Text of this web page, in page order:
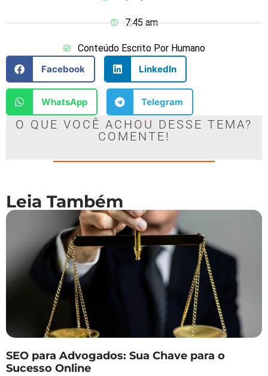
7:45 am
Conteúdo Escrito Por Humano
Facebook
LinkedIn
WhatsApp Telegram
O QUE VOCÊ ACHOU DESSE TEMA?
COMENTE!
SEO para Advogados: Sua Chave para o
Sucesso Online
Leia Também